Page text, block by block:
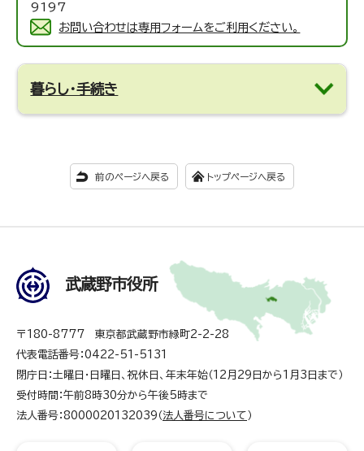
9197
お問い合わせは専用フォームをご利用ください。
暮らし・手続き
前のページへ戻る トップページへ戻る
武蔵野市役所
〒180-8777 東京都武蔵野市緑町2-2-28
代表電話番号：0422-51-5131
閉庁日：土曜日・日曜日、祝休日、年末年始（12月29日から1月3日まで）
受付時間：午前8時30分から午後5時まで
法人番号：8000020132039（ 法人番号について ）